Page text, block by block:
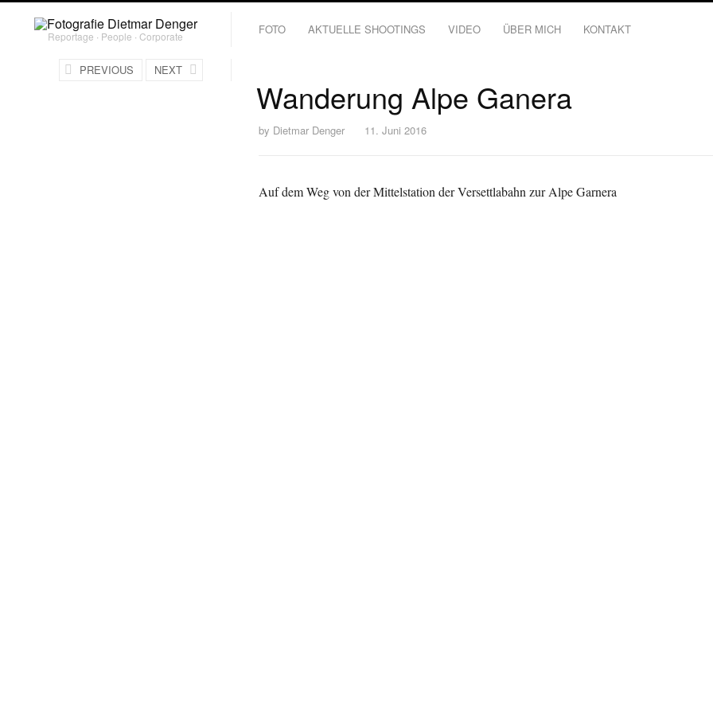
Reportage ∙ People ∙ Corporate FOTO AKTUELLE SHOOTINGS VIDEO ÜBER MICH KONTAKT
Wanderung Alpe Ganera
by Dietmar Denger 11. Juni 2016
Auf dem Weg von der Mittelstation der Versettlabahn zur Alpe Garnera
PREVIOUS NEXT